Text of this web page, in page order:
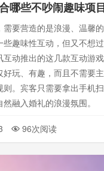
需要营造的是浪漫、温馨
些趣味性互动，但又不想
互动推出的这几款互动游
好玩、有趣，而且不需要
。宾客只需要拿出手机
融入婚礼的浪漫氛围。
96次阅读